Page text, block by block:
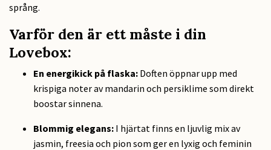
språng.
Varför den är ett måste i din
Lovebox:
En energikick på flaska: Doften öppnar upp med
krispiga noter av mandarin och persiklime som direkt
boostar sinnena.
Blommig elegans: I hjärtat finns en ljuvlig mix av
jasmin, freesia och pion som ger en lyxig och feminin